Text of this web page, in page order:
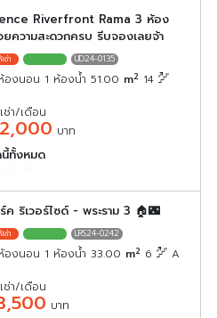
Riverfront Rama 3 ห้อง
ความสะดวกครบ รีบจองเลยจ้า
UD24-0135
องนอน 1 ห้องน้ำ 51.00 m2 14
ช่า/เดือน
บาท
นี้ทั้งหมด
โดนี้
ค ริเวอร์ไซด์ - พระราม 3 🏠🌃
LRS24-0242
องนอน 1 ห้องน้ำ 33.00 m2 6 A
ช่า/เดือน
บาท